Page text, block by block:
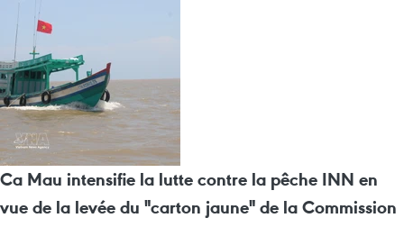
Ca Mau intensifie la lutte contre la pêche INN en
vue de la levée du "carton jaune" de la Commission